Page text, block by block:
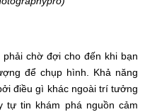
chờ đợi cho đến khi bạn
để chụp hình. Khả năng
điều gì khác ngoài trí tưởng
tự tin khám phá nguồn cảm